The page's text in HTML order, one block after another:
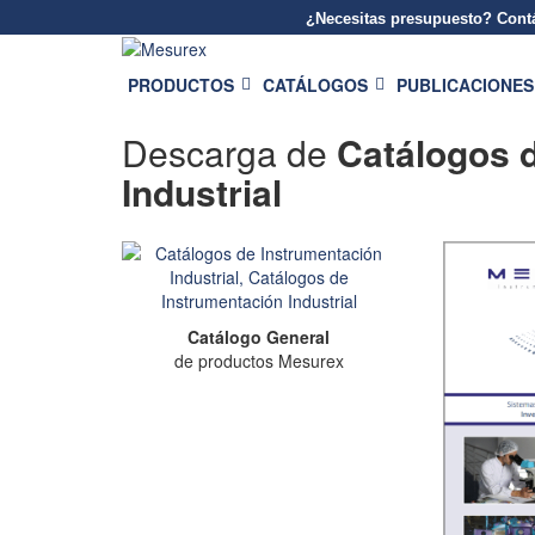
¿Necesitas presupuesto?
PRODUCTOS CATÁLOGOS PUBLICACIONES
Descarga de Catálogos
Industrial
Catálogo General
de productos Mesurex